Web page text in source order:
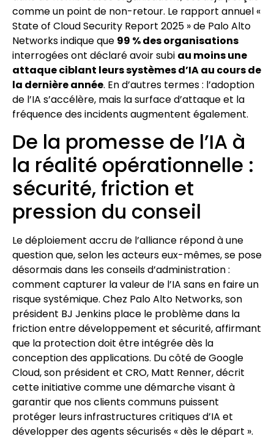
comme un point de non-retour. Le rapport annuel «
State of Cloud Security Report 2025 » de Palo Alto
Networks indique que 99 % des organisations
interrogées ont déclaré avoir subi au moins une
attaque ciblant leurs systèmes d’IA au cours de
la dernière année. En d’autres termes : l’adoption
de l’IA s’accélère, mais la surface d’attaque et la
fréquence des incidents augmentent également.
De la promesse de l’IA à
la réalité opérationnelle :
sécurité, friction et
pression du conseil
Le déploiement accru de l’alliance répond à une
question que, selon les acteurs eux-mêmes, se pose
désormais dans les conseils d’administration :
comment capturer la valeur de l’IA sans en faire un
risque systémique. Chez Palo Alto Networks, son
président BJ Jenkins place le problème dans la
friction entre développement et sécurité, affirmant
que la protection doit être intégrée dès la
conception des applications. Du côté de Google
Cloud, son président et CRO, Matt Renner, décrit
cette initiative comme une démarche visant à
garantir que nos clients communs puissent
protéger leurs infrastructures critiques d’IA et
développer des agents sécurisés « dès le départ ».